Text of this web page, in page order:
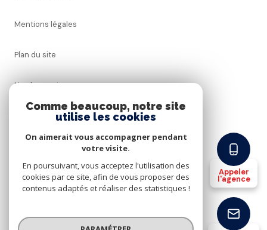
Appeler
l'agence
Mentions légales
Plan du site
Nos honoraires
Cookies
© 2026 | Tous droits réservés
Comme beaucoup, notre site
utilise les cookies
On aimerait vous accompagner pendant
votre visite.
En poursuivant, vous acceptez l'utilisation des
cookies par ce site, afin de vous proposer des
contenus adaptés et réaliser des statistiques !